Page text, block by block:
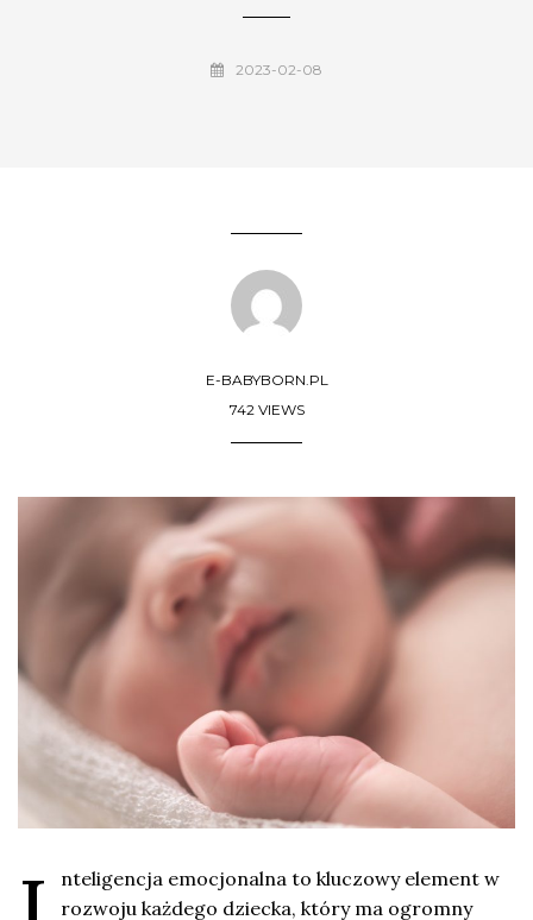
2023-02-08
E-BABYBORN.PL
742 VIEWS
nteligencja emocjonalna to kluczowy element w
rozwoju każdego dziecka, który ma ogromny